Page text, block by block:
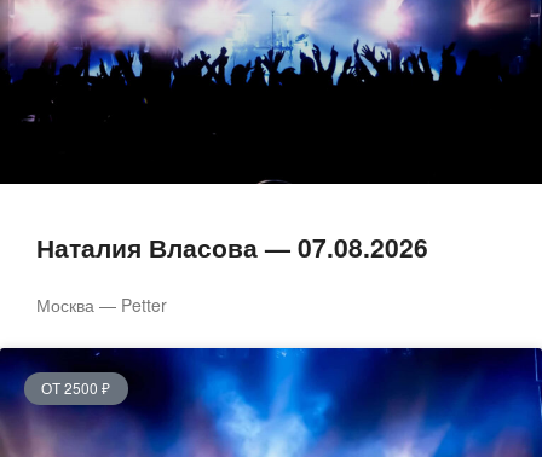
Наталия Власова — 07.08.2026
Москва — Petter
ОТ 2500 ₽